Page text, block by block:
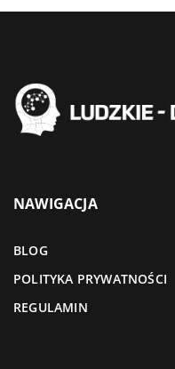
NAWIGACJA
BLOG
POLITYKA PRYWATNOŚCI
REGULAMIN